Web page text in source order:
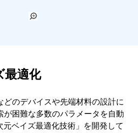
最適化
どのデバイスや先端材料の設計に
が困難な多数のパラメータを自動
元ベイズ最適化技術」を開発して